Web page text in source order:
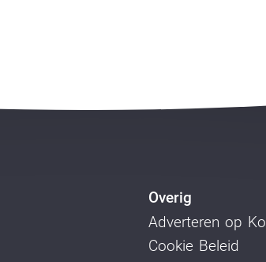
Overig
Adverteren op
Cookie Beleid